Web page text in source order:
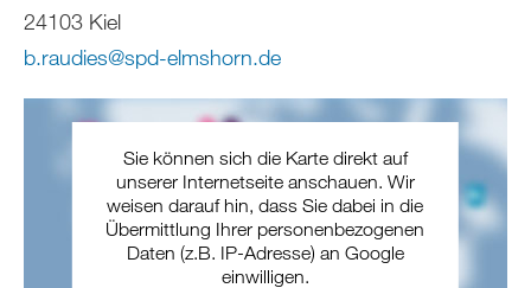
24103 Kiel
b.raudies@spd-elmshorn.de
Sie können sich die Karte direkt auf
unserer Internetseite anschauen. Wir
weisen darauf hin, dass Sie dabei in die
Übermittlung Ihrer personenbezogenen
Daten (z.B. IP-Adresse) an Google
einwilligen.